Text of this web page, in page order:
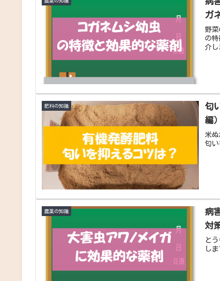
ガ
野
の
介
肥料の知識
匂
編
米
匂
農薬の知識
病
対
と
し